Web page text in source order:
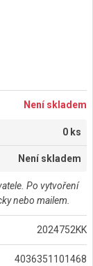
Není skladem
0 ks
Není skladem
Po vytvoření
nebo mailem.
2024752KK
4036351101468